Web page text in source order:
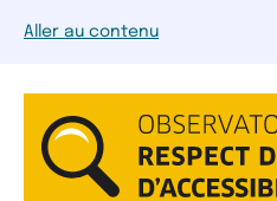
Aller au contenu